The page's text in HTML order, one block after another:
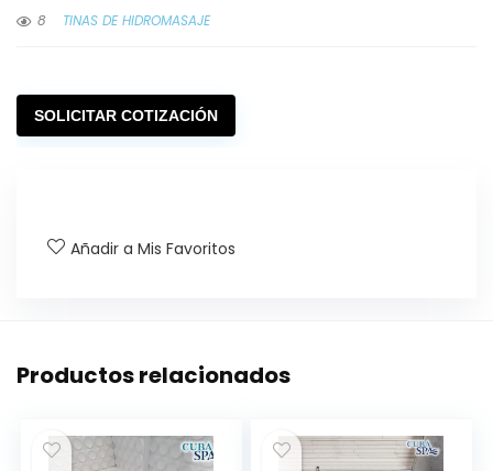
8
TINAS DE HIDROMASAJE
SOLICITAR COTIZACIÓN
Añadir a Mis Favoritos
Productos relacionados